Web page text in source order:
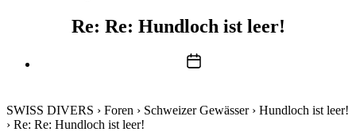
Re: Re: Hundloch ist leer!
Beitragsdatum
SWISS DIVERS › Foren › Schweizer Gewässer › Hundloch ist leer!
› Re: Re: Hundloch ist leer!